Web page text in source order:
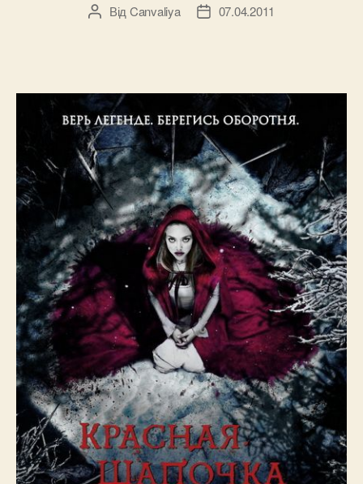
Автор
Від Canvaliya
Дата07.04.2011